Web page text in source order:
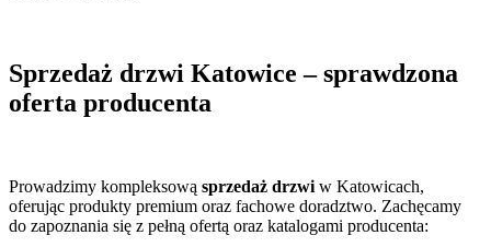
Sprzedaż drzwi Katowice – sprawdzona
oferta producenta
Prowadzimy kompleksową sprzedaż drzwi w Katowicach,
oferując produkty premium oraz fachowe doradztwo. Zachęcamy
do zapoznania się z pełną ofertą oraz katalogami producenta: